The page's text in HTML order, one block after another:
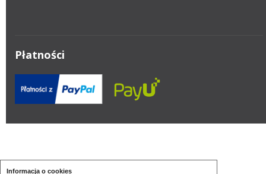
Informacja o cookies
Płatności